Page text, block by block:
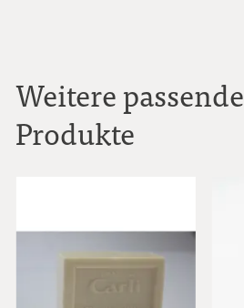
Weitere passende
Produkte